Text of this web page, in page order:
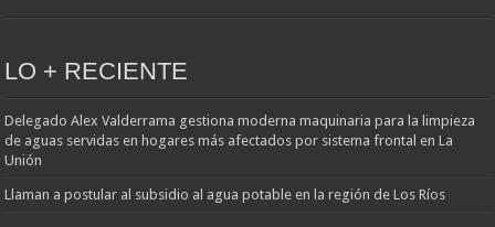
LO + RECIENTE
Delegado Alex Valderrama gestiona moderna maquinaria para la limpieza
de aguas servidas en hogares más afectados por sistema frontal en La
Unión
Llaman a postular al subsidio al agua potable en la región de Los Ríos